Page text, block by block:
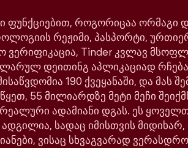
ფუნქციებით, როგორიცაა ორმაგი
რეჟიმი, პასპორტი,
ვერიფიკაცია, Tinder კვლავ
დეითინგ აპლიკაციად
190 ქვეყანაში, და მას
55 მილიარდზე მეტი მეჩი
რეალური ადამიანი დგას. ეს
ადგილია, სადაც იმისთვის
ვისაც სხვაგვარად